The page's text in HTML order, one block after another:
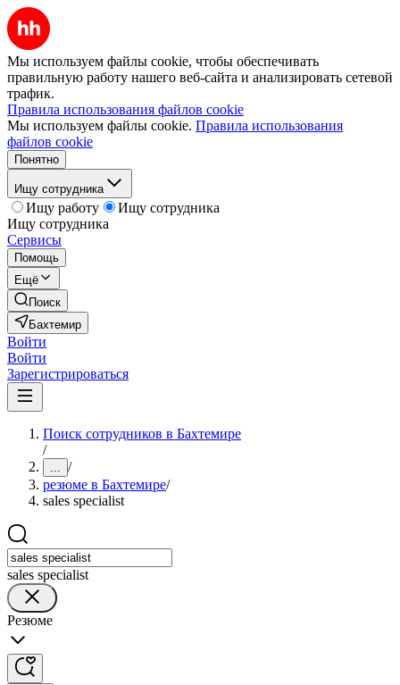
Мы используем файлы cookie, чтобы обеспечивать
правильную работу нашего веб-сайта и анализировать сетевой
трафик.
Правила использования файлов cookie
Мы используем файлы cookie. Правила использования
файлов cookie
Понятно
Ищу сотрудника
Ищу работу
Ищу сотрудника
Ищу сотрудника
Сервисы
Помощь
Ещё
Поиск
Бахтемир
Войти
Войти
Зарегистрироваться
Поиск сотрудников в Бахтемире
/
... /
резюме в Бахтемире/
sales specialist
sales specialist
Резюме